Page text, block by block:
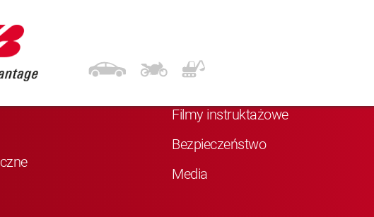
Filmy instruktażowe
Bezpieczeństwo
Media